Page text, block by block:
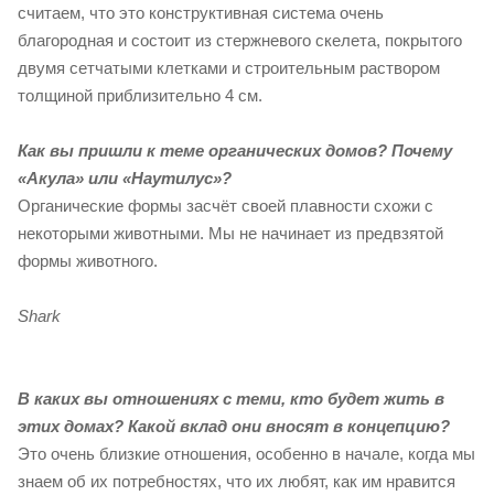
считаем, что это конструктивная система очень
благородная и состоит из стержневого скелета, покрытого
двумя сетчатыми клетками и строительным раствором
толщиной приблизительно 4 см.
Как вы пришли к теме органических домов? Почему
«Акула» или «Наутилус»?
Органические формы засчёт своей плавности схожи с
некоторыми животными. Мы не начинает из предвзятой
формы животного.
Shark
В каких вы отношениях с теми, кто будет жить в
этих домах? Какой вклад они вносят в концепцию?
Это очень близкие отношения, особенно в начале, когда мы
знаем об их потребностях, что их любят, как им нравится